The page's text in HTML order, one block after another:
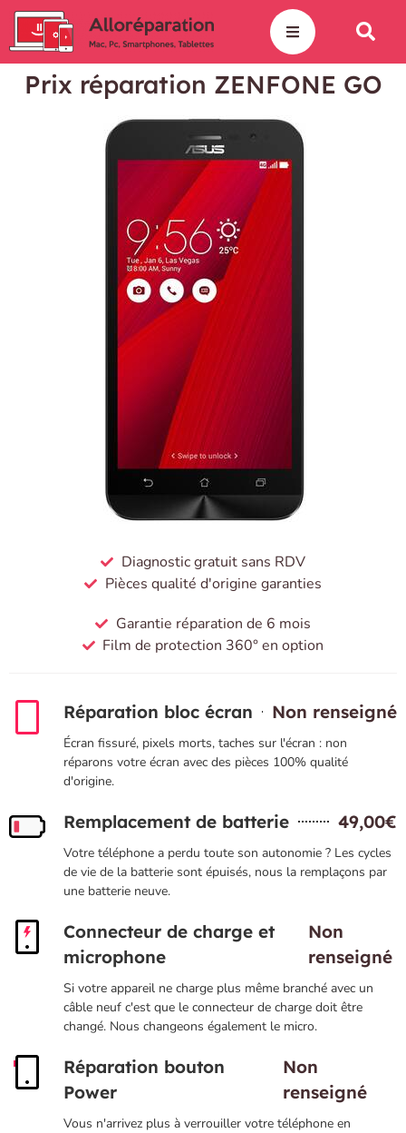
Prix réparation ZENFONE GO
Diagnostic gratuit sans RDV
Pièces qualité d'origine garanties
Garantie réparation de 6 mois
Film de protection 360° en option
Réparation bloc écran Non renseigné
Écran fissuré, pixels morts, taches sur l'écran : non
réparons votre écran avec des pièces 100% qualité
d'origine.
Remplacement de batterie 49,00€
Votre téléphone a perdu toute son autonomie ? Les cycles
de vie de la batterie sont épuisés, nous la remplaçons par
une batterie neuve.
Connecteur de charge et
microphone
Non
renseigné
Si votre appareil ne charge plus même branché avec un
câble neuf c'est que le connecteur de charge doit être
changé. Nous changeons également le micro.
Réparation bouton
Power
Non
renseigné
Vous n'arrivez plus à verrouiller votre téléphone en